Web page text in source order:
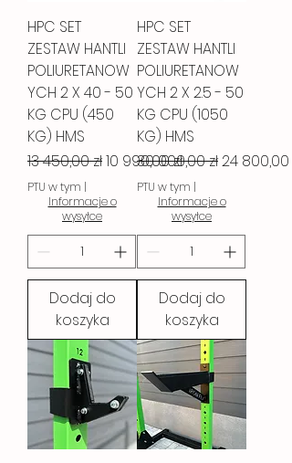
HPC SET
ZESTAW HANTLI
POLIURETANOW
YCH 2 X 40 - 50
KG CPU (450
KG) HMS
Regularna cena
13 450,00 złCena rabatowa
10 990,00 zł
PTU w tym |
Informacje o
wysyłce
Dodaj do
koszyka
HPC SET
ZESTAW HANTLI
POLIURETANOW
YCH 2 X 2.5 - 50
KG CPU (1050
KG) HMS
Regularna cena
30 000,00 złCena
24 800,00 zł
PTU w tym |
Informacje o
wysyłce
Dodaj do
koszyka